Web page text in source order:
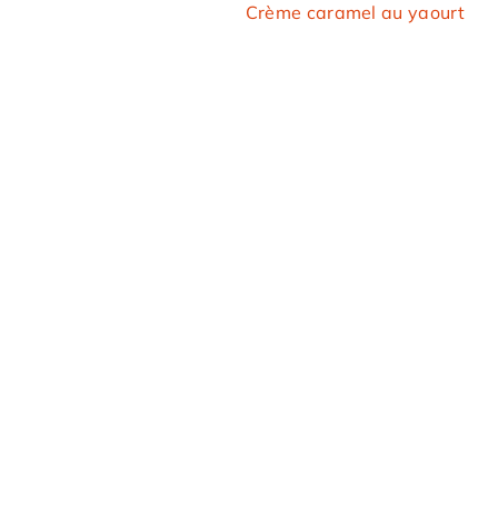
Crème caramel au yaourt